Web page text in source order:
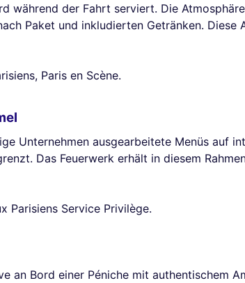
während der Fahrt serviert. Die
Paket und inkludierten Getränken.
Paris en Scène.
Unternehmen ausgearbeitete Menüs auf
Das Feuerwerk erhält in diesem
Parisiens Service Privilège.
an Bord einer Péniche mit authentischem